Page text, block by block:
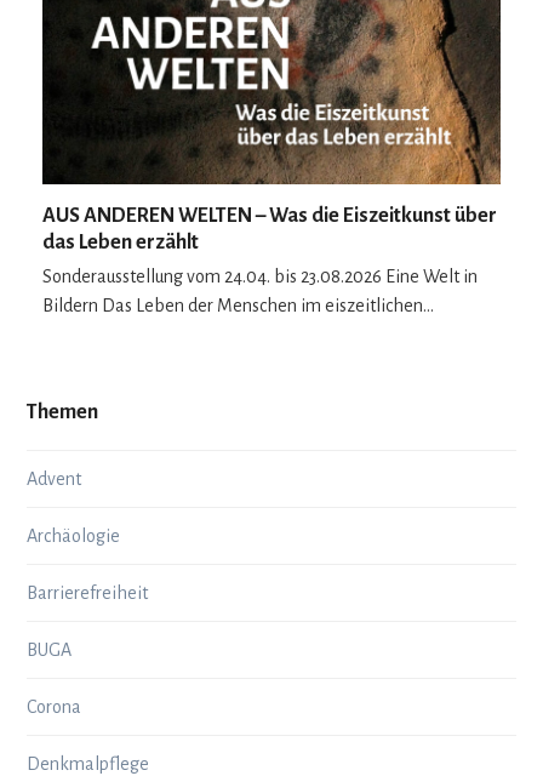
AUS ANDEREN WELTEN – Was die Eiszeitkunst über
das Leben erzählt
Sonderausstellung vom 24.04. bis 23.08.2026 Eine Welt in
Bildern Das Leben der Menschen im eiszeitlichen…
Themen
Advent
Archäologie
Barrierefreiheit
BUGA
Corona
Denkmalpflege